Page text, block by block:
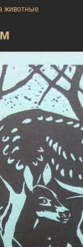
животные